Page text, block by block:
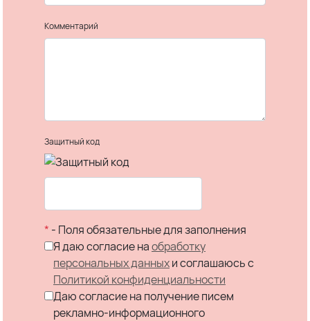
Комментарий
Защитный код
* - Поля обязательные для заполнения
Я даю согласие наобработку
персональных данныхи соглашаюсь c
Политикой конфиденциальности
Даю согласие на получение писем
рекламно-информационного